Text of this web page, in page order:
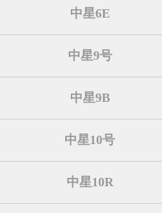
中星6E
中星9号
中星9B
中星10号
中星10R